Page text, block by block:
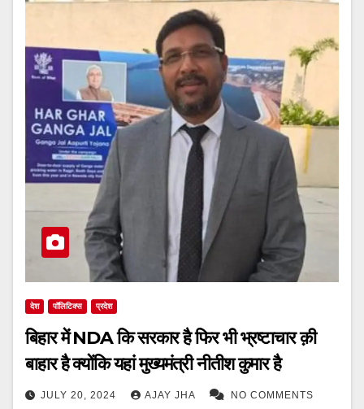
देश पॉलिटिक्स प्रदेश
बिहार में NDA कि सरकार है फिर भी भ्रष्टाचार क़ी
बाहार है क्योंकि यहां मुख्यमंत्री नीतीश कुमार है
JULY 20, 2024 AJAY JHA NO COMMENTS